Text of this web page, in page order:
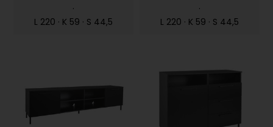
·
L 220 · K 59 · S 44,5
·
L 220 · K 59 · S 44,5